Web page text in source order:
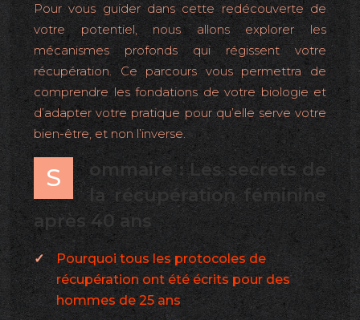
Pour vous guider dans cette redécouverte de
votre potentiel, nous allons explorer les
mécanismes profonds qui régissent votre
récupération. Ce parcours vous permettra de
comprendre les fondations de votre biologie et
d’adapter votre pratique pour qu’elle serve votre
bien-être, et non l’inverse.
S
ommaire : Les secrets de
la récupération féminine
après 40 ans
Pourquoi tous les protocoles de
récupération ont été écrits pour des
hommes de 25 ans